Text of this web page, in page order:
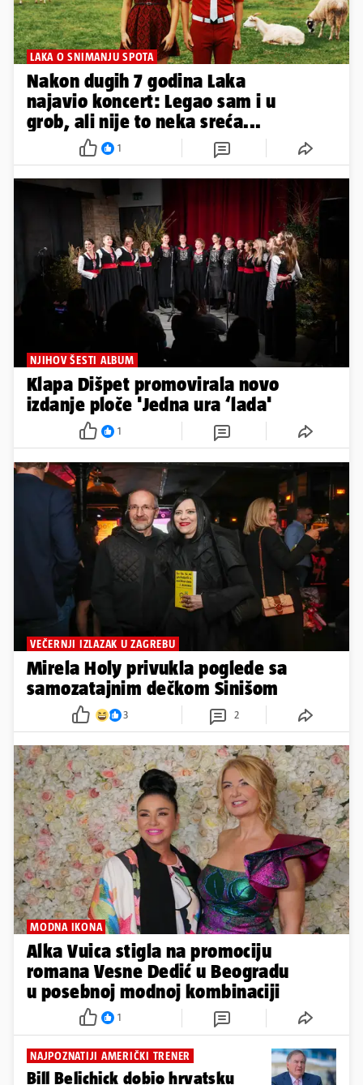
LAKA O SNIMANJU SPOTA
Nakon dugih 7 godina Laka
najavio koncert: Legao sam i u
grob, ali nije to neka sreća...
1
NJIHOV ŠESTI ALBUM
Klapa Dišpet promovirala novo
izdanje ploče 'Jedna ura ‘lada'
1
VEČERNJI IZLAZAK U ZAGREBU
Mirela Holy privukla poglede sa
samozatajnim dečkom Sinišom
3 2
MODNA IKONA
Alka Vuica stigla na promociju
romana Vesne Dedić u Beogradu
u posebnoj modnoj kombinaciji
1
NAJPOZNATIJI AMERIČKI TRENER
Bill Belichick dobio hrvatsku